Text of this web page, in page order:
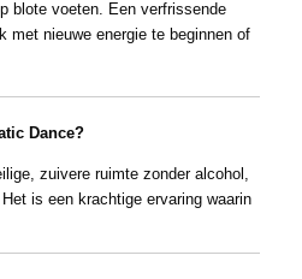
blote voeten. Een verfrissende
met nieuwe energie te beginnen of
Dance?
zuivere ruimte zonder alcohol,
is een krachtige ervaring waarin